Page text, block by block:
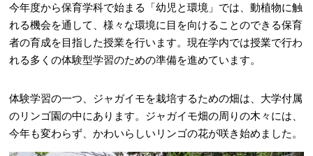
今年度から保育学科で始まる「幼児と環境」では、動植物に触
れる機会を通して、様々な環境に目を向けることのできる保育
者の育成を目指した授業を行います。現在学内では授業で行わ
れる多くの体験型学習のための準備を進めています。
体験学習の一つ、ジャガイモを栽培するための畑は、大学付属
のリンゴ園の中にあります。ジャガイモ畑の周りの木々には、
今年も変わらず、かわいらしいリンゴの花が咲き始めました。